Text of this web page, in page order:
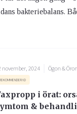
bakteriebalans.
november, 2024 Ögon & Öron
i örat:
&